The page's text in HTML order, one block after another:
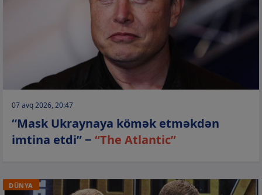
07 avq 2026, 20:47
“Mask Ukraynaya kömək etməkdən
imtina etdi” − “The Atlantic”
DÜNYA